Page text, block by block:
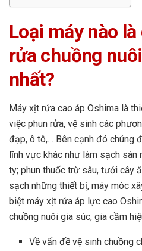
Loại máy nào
rửa chuồng
nhất?
Máy xịt rửa cao áp Oshima là
việc phun rửa, vệ sinh các
đạp, ô tô,… Bên cạnh đó chúng
lĩnh vực khác như làm sạch sàn
ty; phun thuốc trừ sâu, tưới cây
sạch những thiết bị, máy móc
biệt máy xịt rửa áp lực cao
chuồng nuôi gia súc, gia cầm
Về vấn đề vệ sinh chuồng